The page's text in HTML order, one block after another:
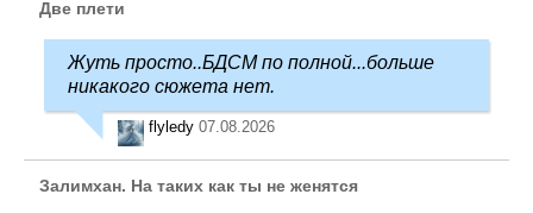
Две плети
Жуть просто..БДСМ по полной...больше
никакого сюжета нет.
flyledy 07.08.2026
Залимхан. На таких как ты не женятся